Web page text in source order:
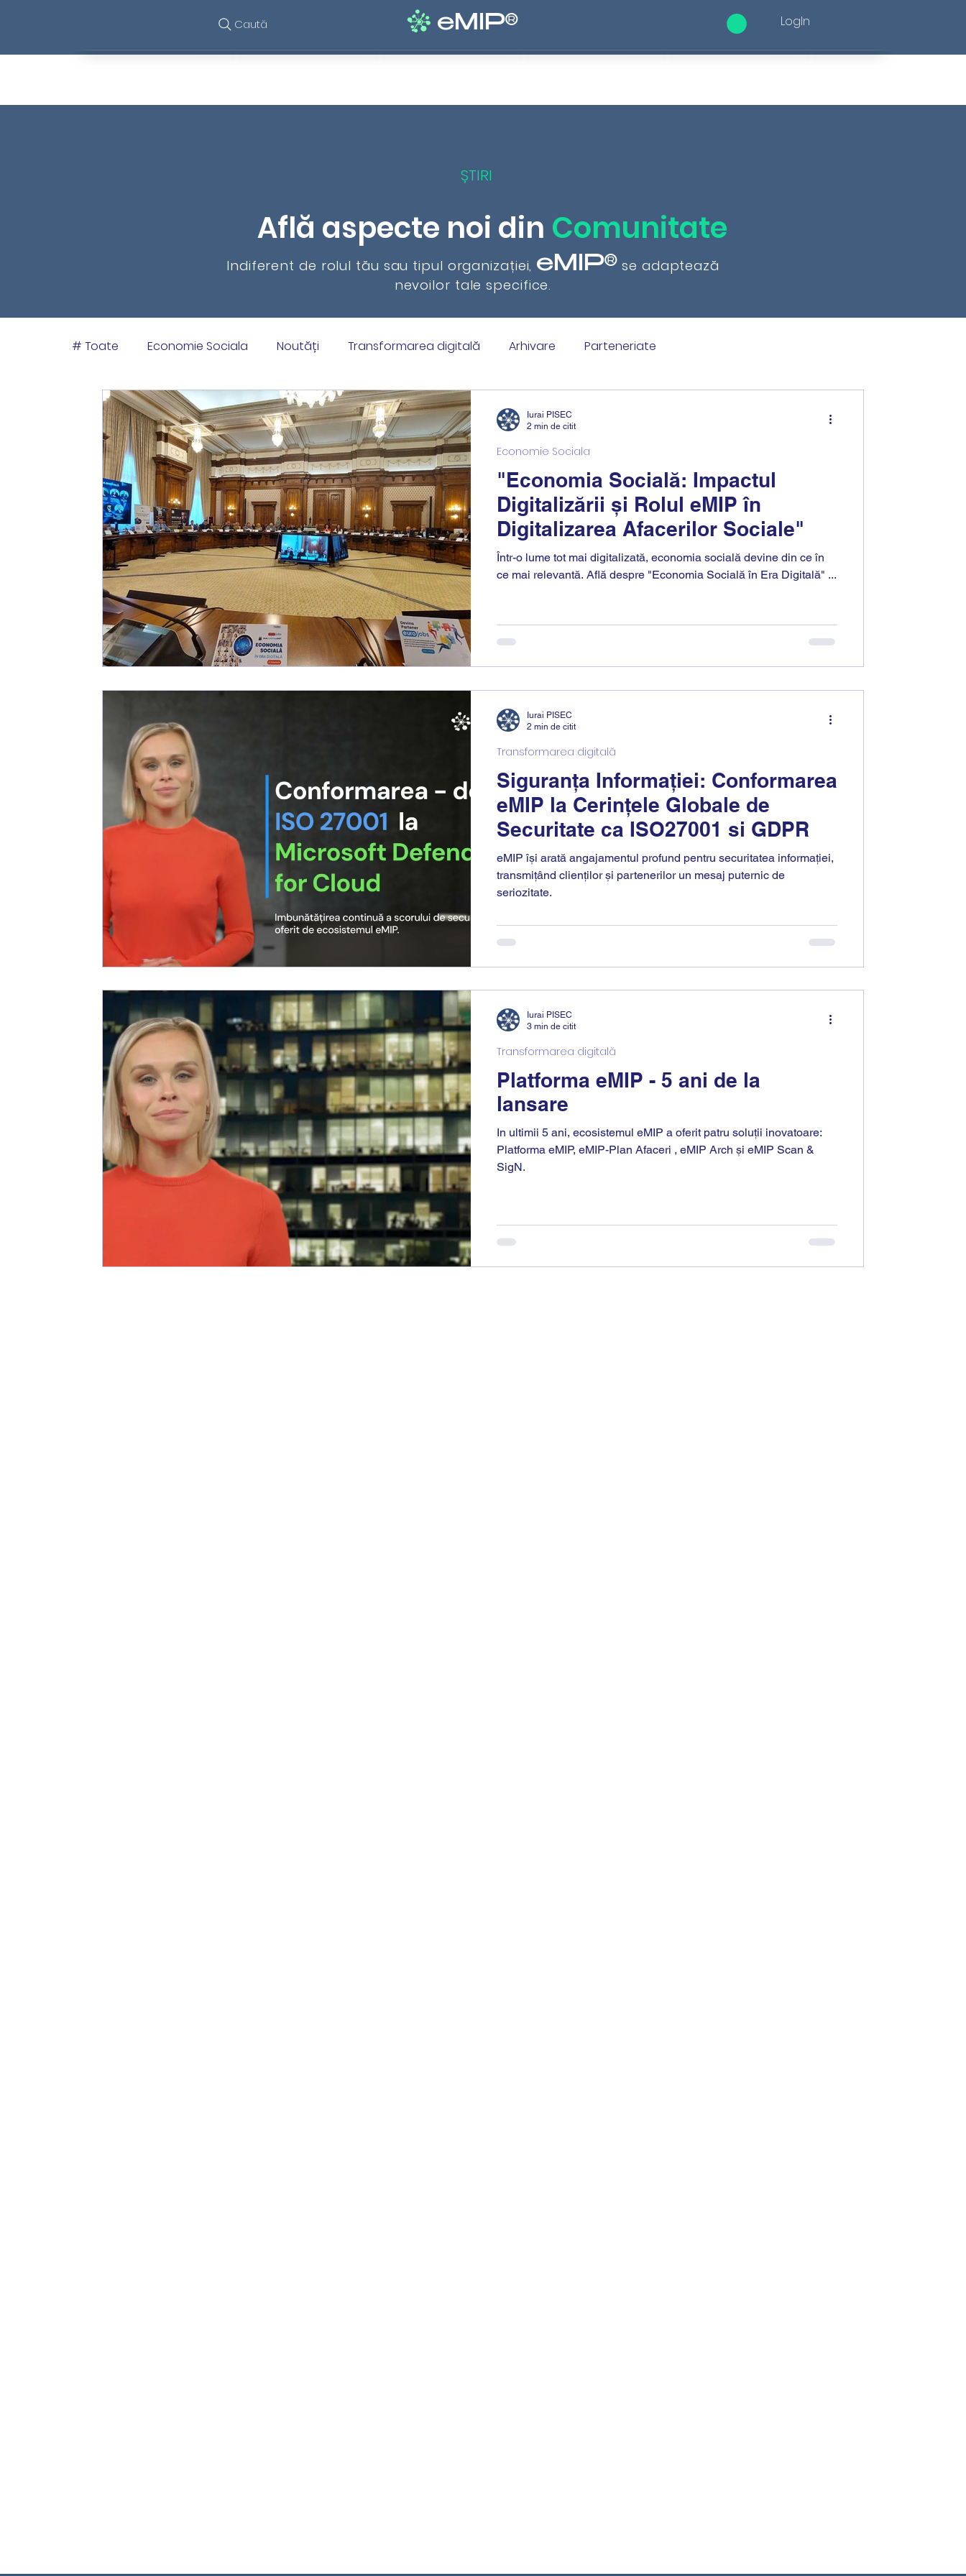
Caută eMIP® LogIn
ȘTIRI
Află aspecte noi din Comunitate
Indiferent de rolul tău sau tipul organizației, eMIP® se adaptează
nevoilor tale specifice.
# Toate Economie Sociala Noutăți Transformarea digitală Arhivare Parteneriate
Managementul Proiectelor Instrumente MIP Securitate & Digitalizare
"Economia Socială: Impactul
Digitalizării și Rolul eMIP în
Digitalizarea Afacerilor Sociale"
Într-o lume tot mai digitalizată, economia socială devine din ce în
ce mai relevantă. Află despre "Economia Socială în Era Digitală" ...
Economie Sociala
Iurai PISEC
2 min de citit
Siguranța Informației: Conformarea
eMIP la Cerințele Globale de
Securitate ca ISO27001 si GDPR
eMIP își arată angajamentul profund pentru securitatea informației,
transmițând clienților și partenerilor un mesaj puternic de
seriozitate.
Transformarea digitală
Iurai PISEC
2 min de citit
Platforma eMIP - 5 ani de la
lansare
In ultimii 5 ani, ecosistemul eMIP a oferit patru soluții inovatoare:
Platforma eMIP, eMIP-Plan Afaceri , eMIP Arch și eMIP Scan &
SigN.
Transformarea digitală
Iurai PISEC
3 min de citit